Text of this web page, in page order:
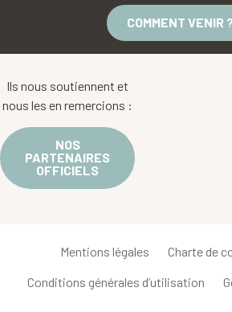
COMMENT VENIR ?
Ils nous soutiennent et
nous les en remercions :
NOS
PARTENAIRES
OFFICIELS
Mentions légales Charte de
Conditions générales d’utilisation